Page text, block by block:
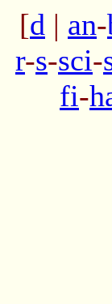
[d | an-
r-s-sci-
fi-